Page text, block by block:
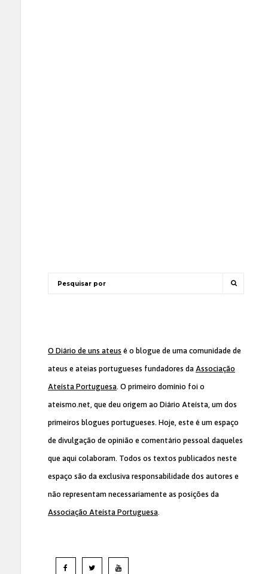
O Diário de uns ateus é o blogue de uma comunidade de
ateus e ateias portugueses fundadores da Associação
Ateísta Portuguesa. O primeiro domínio foi o
ateismo.net, que deu origem ao Diário Ateísta, um dos
primeiros blogues portugueses. Hoje, este é um espaço
de divulgação de opinião e comentário pessoal daqueles
que aqui colaboram. Todos os textos publicados neste
espaço são da exclusiva responsabilidade dos autores e
não representam necessariamente as posições da
Associação Ateísta Portuguesa.